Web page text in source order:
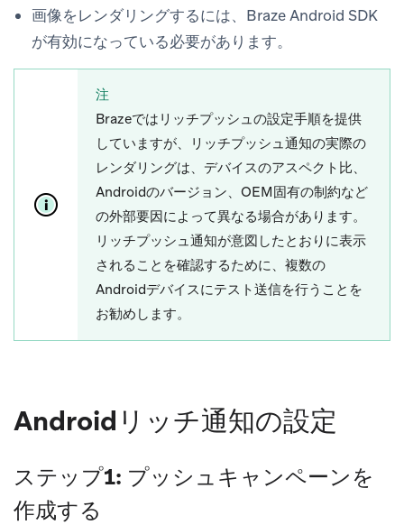
画像をレンダリングするには、Braze Android SDK
が有効になっている必要があります。
注
Brazeではリッチプッシュの設定手順を提供
していますが、リッチプッシュ通知の実際の
レンダリングは、デバイスのアスペクト比、
Androidのバージョン、OEM固有の制約など
の外部要因によって異なる場合があります。
リッチプッシュ通知が意図したとおりに表示
されることを確認するために、複数の
Androidデバイスにテスト送信を行うことを
お勧めします。
Androidリッチ通知の設定
ステップ1: プッシュキャンペーンを
作成する